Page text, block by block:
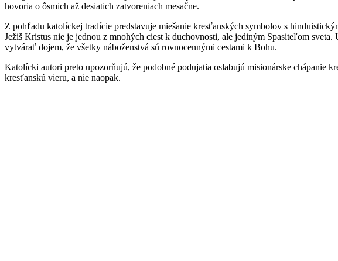
hovoria o ôsmich až desiatich zatvoreniach mesačne.
Z pohľadu katolíckej tradície predstavuje miešanie kresťanských symbolov s
Ježiš Kristus nie je jednou z mnohých ciest k duchovnosti, ale jediným Spasiteľom
vytvárať dojem, že všetky náboženstvá sú rovnocennými cestami k Bohu.
Katolícki autori preto upozorňujú, že podobné podujatia oslabujú misionárske chápanie
kresťanskú vieru, a nie naopak.